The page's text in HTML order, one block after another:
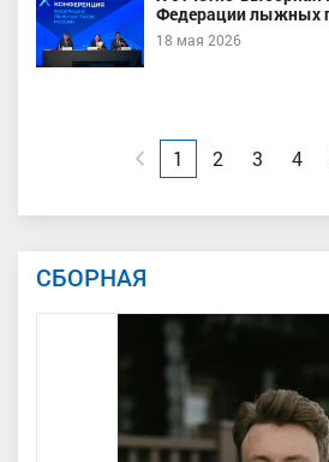
Федерации лыжных
18 мая 2026
1 2 3 4
СБОРНАЯ